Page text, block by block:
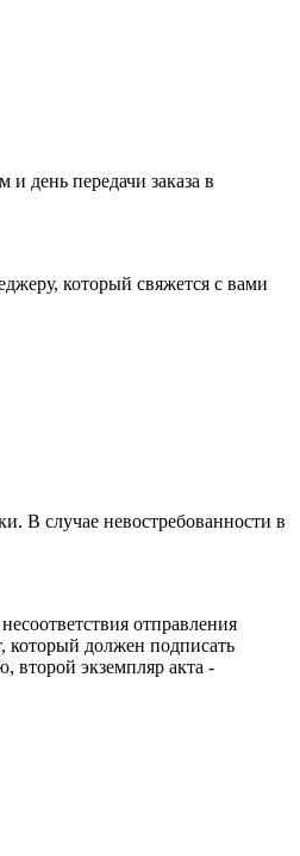
день передачи заказа в
который свяжется с вами
В случае невостребованности в
отправления
который должен подписать
второй экземпляр акта -